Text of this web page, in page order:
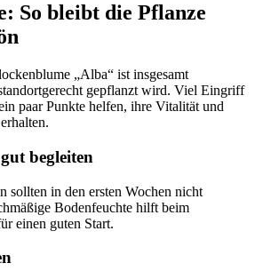
So bleibt die Pflanze
„Alba“ ist insgesamt
gepflanzt wird. Viel Eingriff
paar Punkte helfen, ihre Vitalität und
begleiten
sollten in den ersten Wochen nicht
Bodenfeuchte hilft beim
einen guten Start.